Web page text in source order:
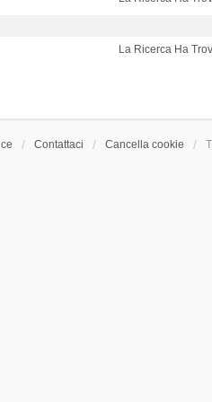
La Ricerca Ha
Contattaci Cancella cookie